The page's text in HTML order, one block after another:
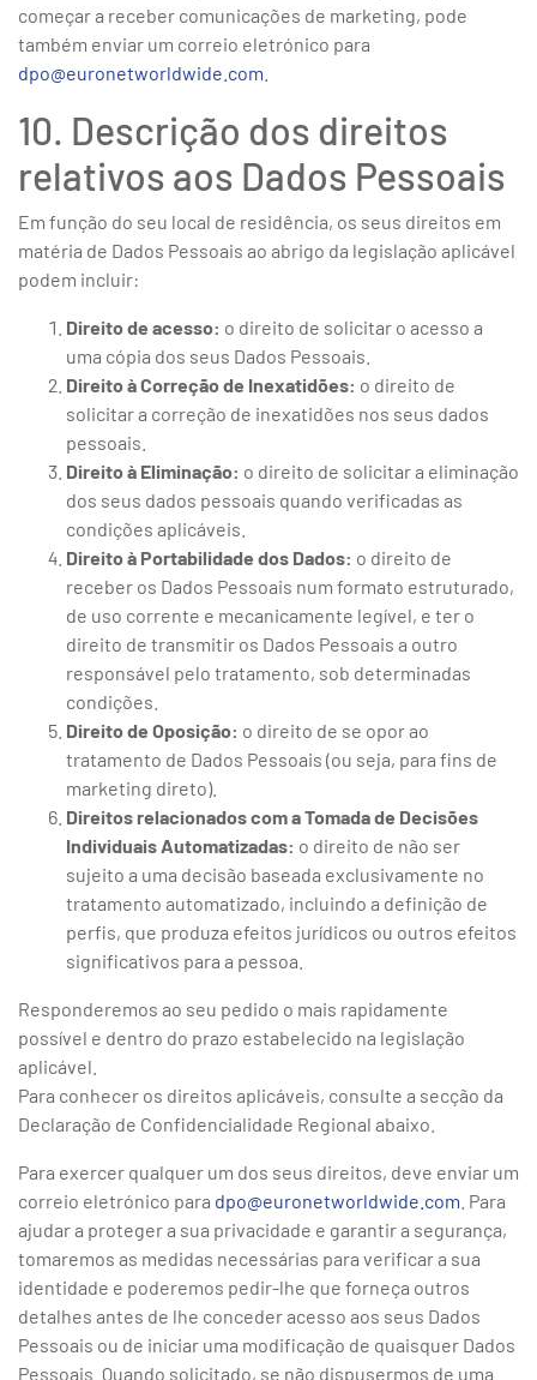
começar a receber comunicações de marketing, pode
também enviar um correio eletrónico para
dpo@euronetworldwide.com
10. Descrição dos direitos
relativos aos Dados Pessoais
Em função do seu local de residência, os seus direitos em
matéria de Dados Pessoais ao abrigo da legislação aplicável
podem incluir:
Direito de acesso: o direito de solicitar o acesso a
uma cópia dos seus Dados Pessoais.
Direito à Correção de Inexatidões: o direito de
solicitar a correção de inexatidões nos seus dados
pessoais.
Direito à Eliminação: o direito de solicitar a eliminação
dos seus dados pessoais quando verificadas as
condições aplicáveis.
Direito à Portabilidade dos Dados: o direito de
receber os Dados Pessoais num formato estruturado,
de uso corrente e mecanicamente legível, e ter o
direito de transmitir os Dados Pessoais a outro
responsável pelo tratamento, sob determinadas
condições.
Direito de Oposição: o direito de se opor ao
tratamento de Dados Pessoais (ou seja, para fins de
marketing direto).
Direitos relacionados com a Tomada de Decisões
Individuais Automatizadas: o direito de não ser
sujeito a uma decisão baseada exclusivamente no
tratamento automatizado, incluindo a definição de
perfis, que produza efeitos jurídicos ou outros efeitos
significativos para a pessoa.
Responderemos ao seu pedido o mais rapidamente
possível e dentro do prazo estabelecido na legislação
aplicável.
Para conhecer os direitos aplicáveis, consulte a secção da
Declaração de Confidencialidade Regional abaixo.
Para exercer qualquer um dos seus direitos, deve enviar um
correio eletrónico para dpo@euronetworldwide.com . Para
ajudar a proteger a sua privacidade e garantir a segurança,
tomaremos as medidas necessárias para verificar a sua
identidade e poderemos pedir-lhe que forneça outros
detalhes antes de lhe conceder acesso aos seus Dados
Pessoais ou de iniciar uma modificação de quaisquer Dados
Pessoais. Quando solicitado, se não dispusermos de uma